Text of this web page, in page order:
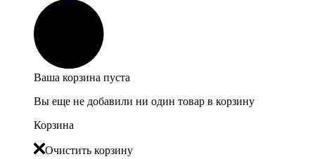
Ваша корзина пуста
Вы еще не добавили ни один товар в корзину
Корзина
Очистить корзину